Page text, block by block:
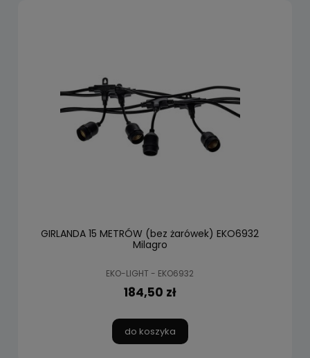
GIRLANDA 15 METRÓW (bez żarówek) EKO6932
Milagro
EKO-LIGHT - EKO6932
184,50 zł
do koszyka